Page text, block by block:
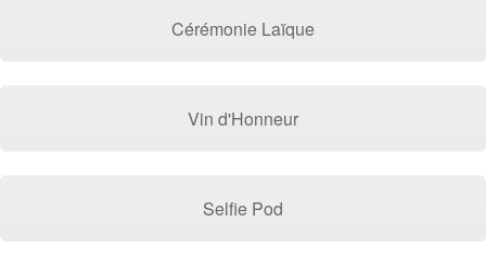
Cérémonie Laïque
Vin d'Honneur
Selfie Pod